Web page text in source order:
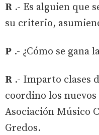
R .- Es alguien que
su criterio,
P .- ¿Cómo se gana
R .- Imparto clases
coordino los
Asociación Músico
Gredos.